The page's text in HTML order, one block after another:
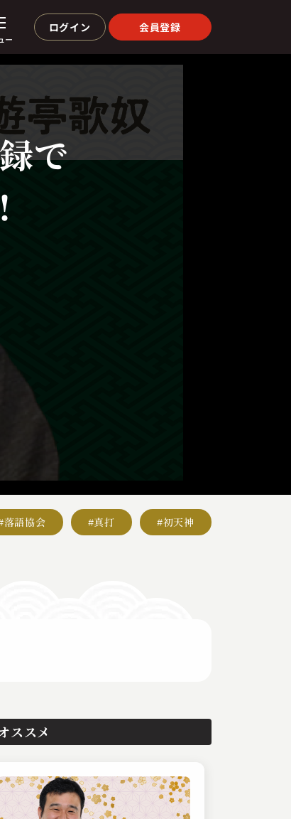
ー
ログイン 会員登録
で
落語協会 #真打 #初天神
ススメ